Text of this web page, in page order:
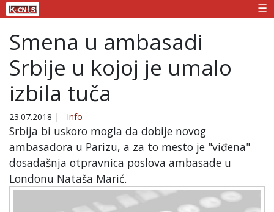
☰
Smena u ambasadi
Srbije u kojoj je umalo
izbila tuča
23.07.2018 | Info
Srbija bi uskoro mogla da dobije novog
ambasadora u Parizu, a za to mesto je "viđena"
dosadašnja otpravnica poslova ambasade u
Londonu Nataša Marić.